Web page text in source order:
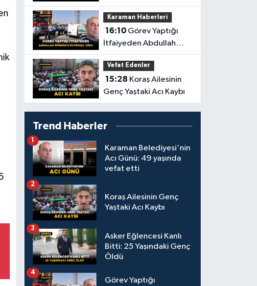
Yaralandı! Tırın Dehşet
Saçtığı Anlar Ortaya
Çıktı
Karaman Haberleri
16:10Görev Yaptığı
İtfaiyeden Abdullah
Dönmez'e Duygusal
Veda
Vefat Edenler
15:28
Genç Yaştaki Acı Kaybı
Trend Haberler
Karaman Belediyesi'nin
Acı Günü: 49 yaşında
vefat etti
1
Koraş Ailesinin Genç
Yaştaki Acı Kaybı
2
Asker Eğlencesi Kanlı
Bitti: 25 Yaşındaki Genç
Öldü
3
Görev Yaptığı
4